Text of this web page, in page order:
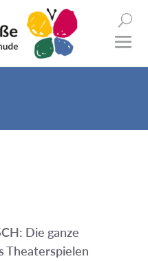
Die ganze
Theaterspielen